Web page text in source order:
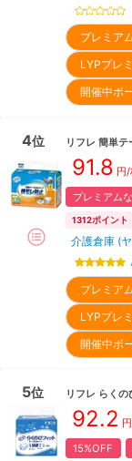
プレミア
LYPプレ
開催中ボ
4位 リフレ 簡単テ
91.8 円
プレミアム
1312ポイント
介護倉庫 (
プレミア
LYPプレ
開催中ボ
5位 リフレ らく
92.2
15%OFF